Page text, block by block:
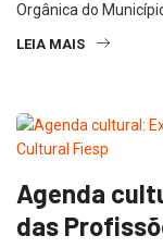
Orgânica do
LEIA MAIS
Agenda
das